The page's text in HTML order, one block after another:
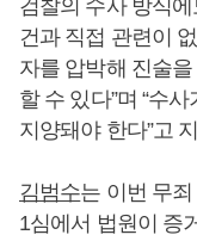
검찰의 수사 방식
건과 직접 관련이
자를 압박해 진술
할 수 있다”며 “수
지양돼야 한다”고
김범수는 이번 무
1심에서 법원이 증